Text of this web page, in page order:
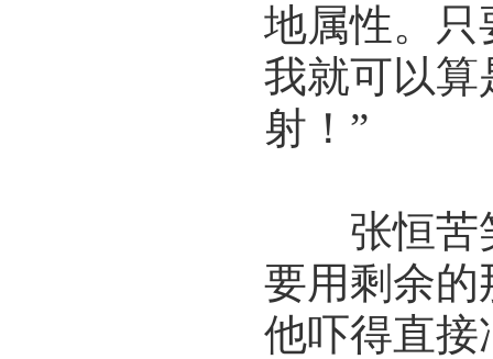
地属性。只
我就可以
射！”
张恒苦笑
要用剩余的
他吓得直接